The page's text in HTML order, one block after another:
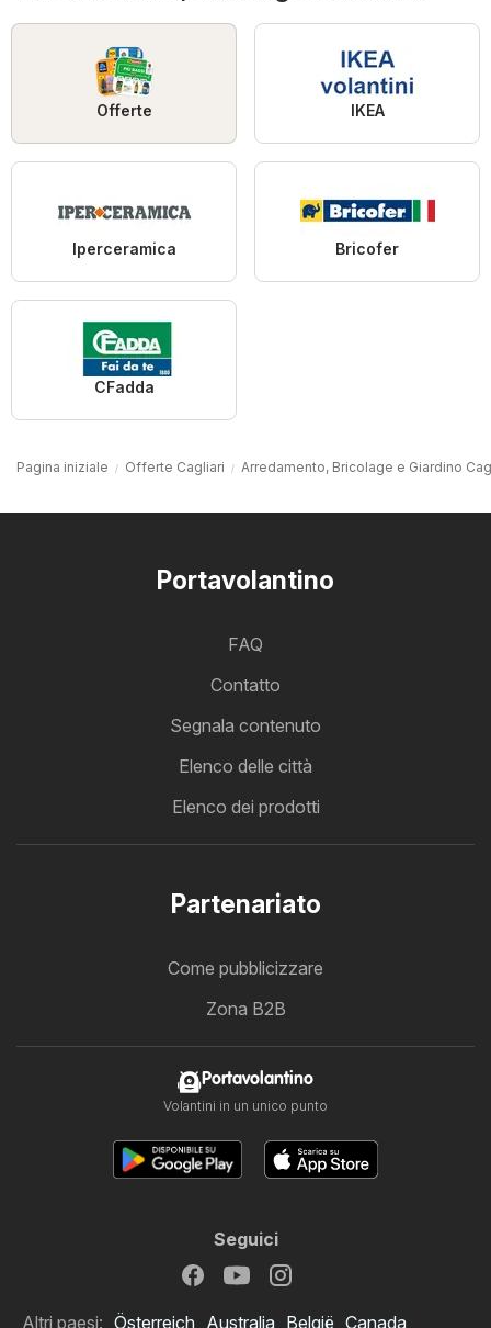
Offerte IKEA
Iperceramica Bricofer
CFadda
Pagina iniziale Offerte Cagliari Arredamento, Bricolage e Giardino
Portavolantino
FAQ
Contatto
Segnala contenuto
Elenco delle città
Elenco dei prodotti
Partenariato
Come pubblicizzare
Zona B2B
Portavolantino
Volantini in un unico punto
Seguici
Altri paesi: Österreich Australia België Canada